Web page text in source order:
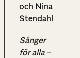
och Nina
Stendahl
Sånger
för alla –